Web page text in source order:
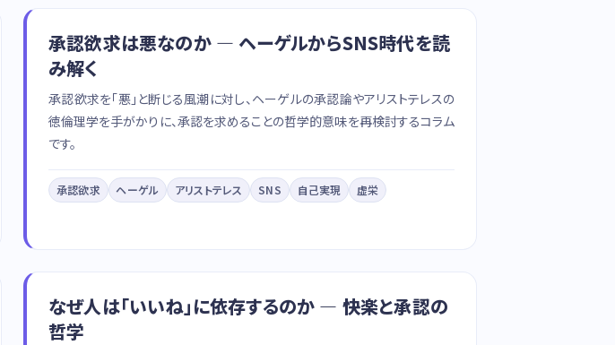
承認欲求は悪なのか — ヘーゲルからSNS時代を読
み解く
承認欲求を「悪」と断じる風潮に対し、ヘーゲルの承認論やアリストテレスの
徳倫理学を手がかりに、承認を求めることの哲学的意味を再検討するコラム
です。
承認欲求 ヘーゲル アリストテレス SNS 自己実現 虚栄
なぜ人は「いいね」に依存するのか — 快楽と承認の
哲学